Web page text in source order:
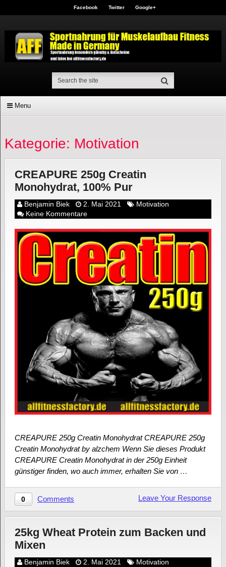
Facebook Twitter Google+
Menu
Kategorie: Motivation
CREAPURE 250g Creatin
Monohydrat, 100% Pur
Benjamin Biek 2. Mai 2021
Motivation
Keine Kommentare
CREAPURE 250g Creatin Monohydrat CREAPURE 250g
Creatin Monohydrat by alzchem Wenn Sie dieses Produkt
CREAPURE Creatin Monohydrat in der 250g Einheit
günstiger finden, wo auch immer, erhalten Sie von …
0 Comments Leave Your Response
25kg Wheat Protein zum Backen und
Mixen
Benjamin Biek 2. Mai 2021
Motivation